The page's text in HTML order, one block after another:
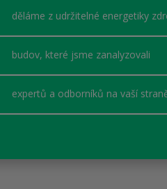
děláme z udržitelné energetiky
budov, které jsme zanalyzovali
expertů a odborníků na vaší